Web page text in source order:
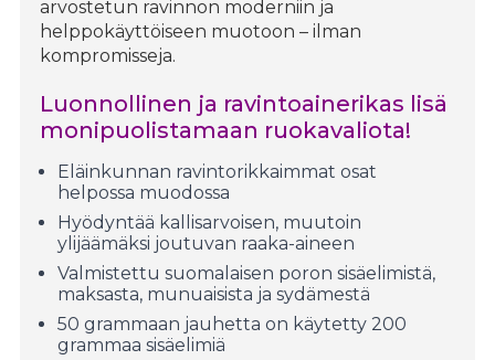
arvostetun ravinnon moderniin ja
helppokäyttöiseen muotoon – ilman
kompromisseja.
Luonnollinen ja ravintoainerikas lisä
monipuolistamaan ruokavaliota!
Eläinkunnan ravintorikkaimmat osat
helpossa muodossa
Hyödyntää kallisarvoisen, muutoin
ylijäämäksi joutuvan raaka-aineen
Valmistettu suomalaisen poron sisäelimistä,
maksasta, munuaisista ja sydämestä
50 grammaan jauhetta on käytetty 200
grammaa sisäelimiä